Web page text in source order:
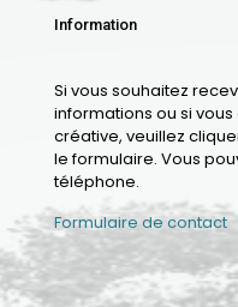
Information
Si vous souhaitez
informations ou si
créative, veuillez
le formulaire. Vous
téléphone.
Formulaire de contact